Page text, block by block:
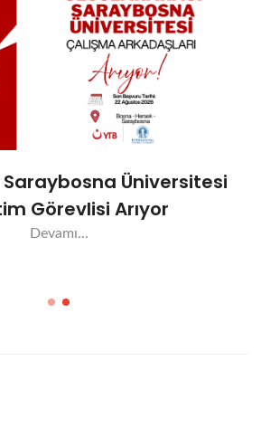
Saraybosna Üniversitesi
Görevlisi Arıyor
Devamı...